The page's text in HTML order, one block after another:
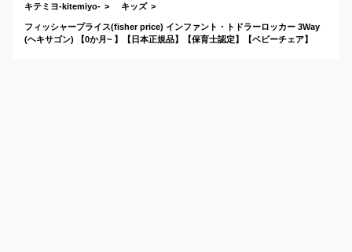
キテミヨ-kitemiyo- キッズ
フィッシャープライス(fisher price) インファント・トドラーロッカー 3Way
(ヘキサゴン) 【0か月~ 】【日本正規品】【保育士認定】【ベビーチェア】